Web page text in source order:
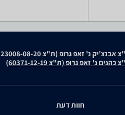
נ' זאפ גרופ (ת"צ 23008-08-20)
נ' זאפ גרופ (ת"צ 60371-12-19)
חוות דעת